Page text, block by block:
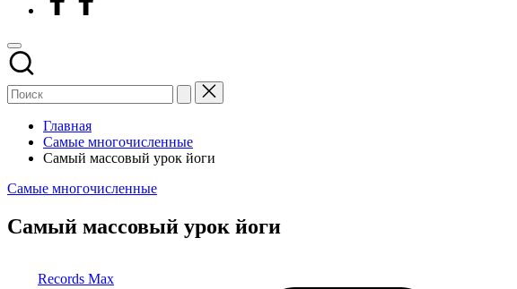
Главная
Самые многочисленные
Самый массовый урок йоги
Опубликовано
Самые многочисленные
Самый массовый урок йоги
Records Max